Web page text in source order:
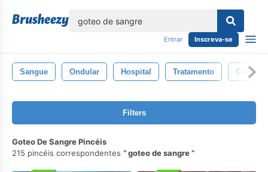
Entrar Inscreva-se
Sangue Ondular Hospital Tratamento Cirurgia
Filters
Goteo De Sangre Pincéis
215 pincéis correspondentes
goteo de sangre